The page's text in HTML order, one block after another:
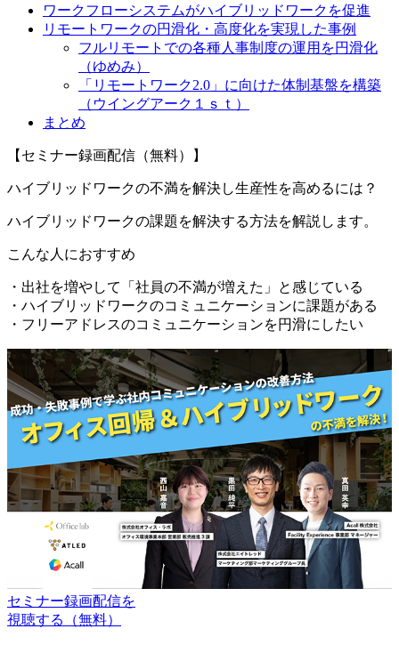
ワークフローシステムがハイブリッドワークを促進
リモートワークの円滑化・高度化を実現した事例
フルリモートでの各種人事制度の運用を円滑化
（ゆめみ）
「リモートワーク2.0」に向けた体制基盤を構築
（ウイングアーク１ｓｔ）
まとめ
【セミナー録画配信（無料）】
ハイブリッドワークの不満を解決し生産性を高めるには？
ハイブリッドワークの課題を解決する方法を解説します。
こんな人におすすめ
・出社を増やして「社員の不満が増えた」と感じている
・ハイブリッドワークのコミュニケーションに課題がある
・フリーアドレスのコミュニケーションを円滑にしたい
セミナー録画配信を
視聴する（無料）